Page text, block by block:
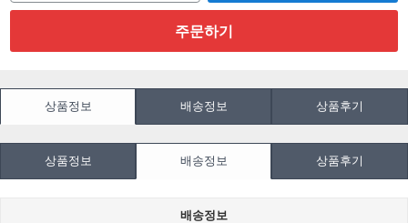
상품정보 배송정보 상품후기
상품정보 배송정보 상품후기
배송정보